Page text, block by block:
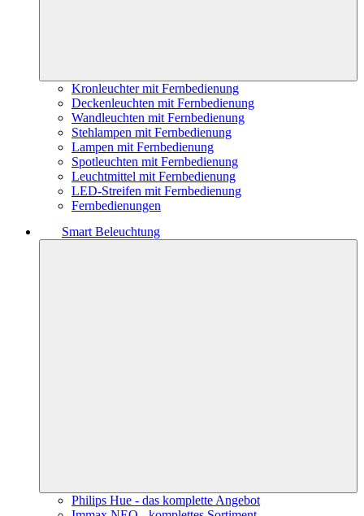
Kronleuchter mit Fernbedienung
Deckenleuchten mit Fernbedienung
Wandleuchten mit Fernbedienung
Stehlampen mit Fernbedienung
Lampen mit Fernbedienung
Spotleuchten mit Fernbedienung
Leuchtmittel mit Fernbedienung
LED-Streifen mit Fernbedienung
Fernbedienungen
Smart Beleuchtung
Philips Hue - das komplette Angebot